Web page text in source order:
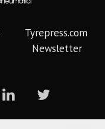
Tyrepress.com
Newsletter